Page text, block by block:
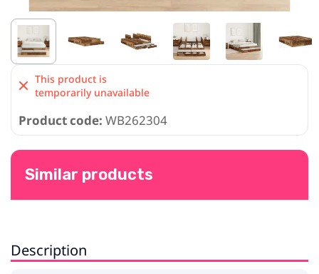
This product is
temporarily unavailable
Product code: WB262304
Similar products
Description